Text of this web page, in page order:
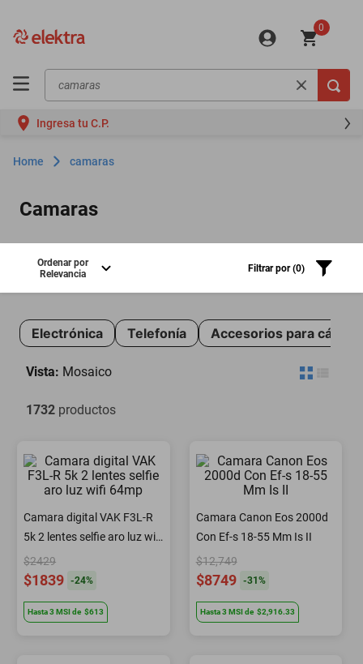
0
Buscar en Elektra...
Ingresa tu C.P.
camaras
Camaras
Ordenar por
Relevancia
Filtrarpor (0)
Electrónica Telefonía Accesorios para
Vista: Mosaico
1732 productos
Camara digital VAK F3L-R
5k 2 lentes selfie aro luz wifi
64mp
$2429
$1839 -24%
Hasta3 MSIde $613
Camara Canon Eos 2000d
Con Ef-s 18-55 Mm Is II
$12,749
$8749 -31 %
Hasta3 MSIde $2,916.33